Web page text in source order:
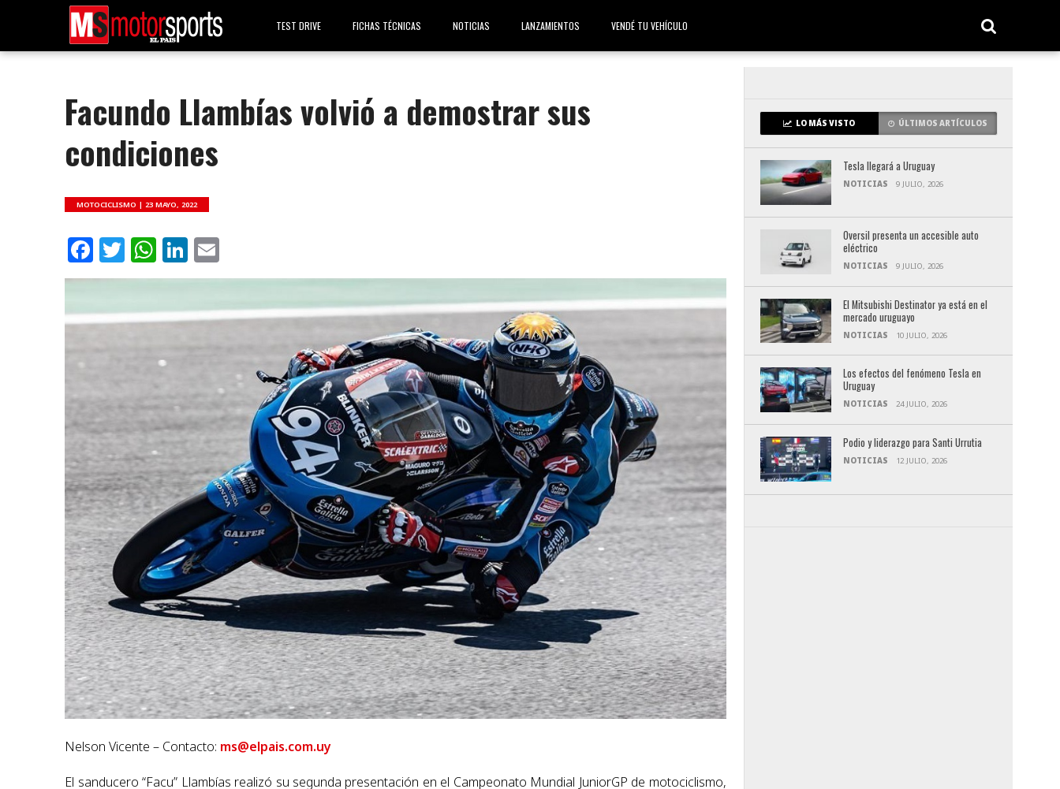
TEST DRIVE FICHAS TÉCNICAS NOTICIAS LANZAMIENTOS VENDÉ TU VEHÍCULO
Facundo Llambías volvió a demostrar sus
condiciones
MOTOCICLISMO |23 MAYO, 2022
Facebook
Twitter
WhatsApp
LinkedIn
Nelson Vicente – Contacto: ms@elpais.com.uy
El sanducero “Facu” Llambías realizó su segunda presentación en el Campeonato Mundial JuniorGP de motociclismo,
LO MÁS VISTO ÚLTIMOS ARTÍCULOS
Tesla llegará a Uruguay
NOTICIAS 9 JULIO, 2026
Oversil presenta un accesible auto
eléctrico
NOTICIAS 9 JULIO, 2026
El Mitsubishi Destinator ya está en el
mercado uruguayo
NOTICIAS 10 JULIO, 2026
Los efectos del fenómeno Tesla en
Uruguay
NOTICIAS 24 JULIO, 2026
Podio y liderazgo para Santi Urrutia
NOTICIAS 12 JULIO, 2026